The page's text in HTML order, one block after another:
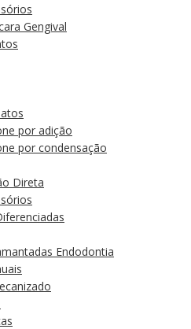
Gengival
por adição
por condensação
Direta
Endodontia